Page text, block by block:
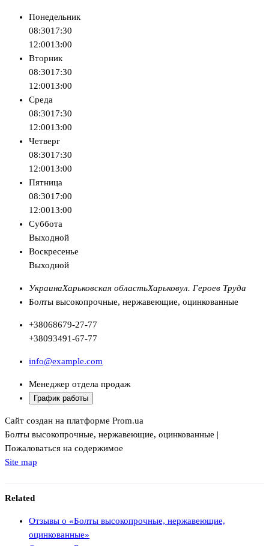
Понедельник
08:3017:30
12:0013:00
Вторник
08:3017:30
12:0013:00
Среда
08:3017:30
12:0013:00
Четверг
08:3017:30
12:0013:00
Пятница
08:3017:00
12:0013:00
Суббота
Выходной
Воскресенье
Выходной
УкраинаХарьковская областьХарьковул. Героев Труда
Болты высокопрочные, нержавеющие, оцинкованные
+38068679-27-77
+38093491-67-77
info@example.com
Менеджер отдела продаж
График работы
Сайт создан на платформе Prom.ua
Болты высокопрочные, нержавеющие, оцинкованные |
Пожаловаться на содержимое
Site map
Related
Отзывы о «Болты высокопрочные, нержавеющие,
оцинкованные»